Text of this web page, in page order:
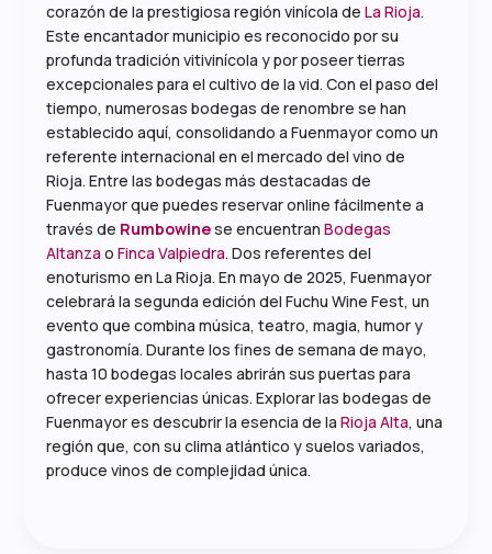
corazón de la prestigiosa región vinícola deLa Rioja.
Este encantador municipio es reconocido por su
profunda tradición vitivinícola y por poseer tierras
excepcionales para el cultivo de la vid. Con el paso del
tiempo, numerosas bodegas de renombre se han
establecido aquí, consolidando a Fuenmayor como un
referente internacional en el mercado del vino de
Rioja. ​Entre las bodegas más destacadas de
Fuenmayor que puedes reservar online fácilmente a
través de Rumbowinese encuentranBodegas
AltanzaoFinca Valpiedra. Dos referentes del
enoturismo en La Rioja.En mayo de 2025, Fuenmayor
celebrará la segunda edición del Fuchu Wine Fest, un
evento que combina música, teatro, magia, humor y
gastronomía. Durante los fines de semana de mayo,
hasta 10 bodegas locales abrirán sus puertas para
ofrecer experiencias únicas.Explorar las bodegas de
Fuenmayor es descubrir la esencia de laRioja Alta, una
región que, con su clima atlántico y suelos variados,
produce vinos de complejidad única.